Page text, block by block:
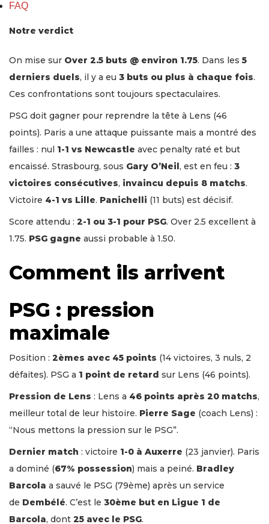
FAQ
Notre verdict
On mise sur Over 2.5 buts @ environ 1.75. Dans les 5
derniers duels, il y a eu 3 buts ou plus à chaque fois.
Ces confrontations sont toujours spectaculaires.
PSG doit gagner pour reprendre la tête à Lens (46
points). Paris a une attaque puissante mais a montré des
failles : nul 1-1 vs Newcastle avec penalty raté et but
encaissé. Strasbourg, sous Gary O’Neil, est en feu : 3
victoires consécutives, invaincu depuis 8 matchs.
Victoire 4-1 vs Lille. Panichelli (11 buts) est décisif.
Score attendu : 2-1 ou 3-1 pour PSG. Over 2.5 excellent à
1.75. PSG gagne aussi probable à 1.50.
Comment ils arrivent
PSG : pression
maximale
Position : 2èmes avec 45 points (14 victoires, 3 nuls, 2
défaites). PSG a 1 point de retard sur Lens (46 points).
Pression de Lens : Lens a 46 points après 20 matchs,
meilleur total de leur histoire. Pierre Sage (coach Lens) :
“Nous mettons la pression sur le PSG”.
Dernier match : victoire 1-0 à Auxerre (23 janvier). Paris
a dominé (67% possession) mais a peiné. Bradley
Barcola a sauvé le PSG (79ème) après un service
de Dembélé. C’est le 30ème but en Ligue 1 de
Barcola, dont 25 avec le PSG.